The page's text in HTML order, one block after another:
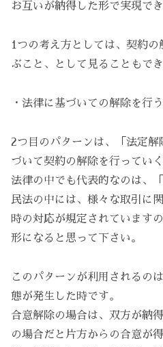
お互いが納得した形で実現で
1つの考え方としては、契約
ぶこと、として見ることもで
・法律に基づいての解除を行
2つ目のパターンは、「法定
づいて契約の解除を行ってい
法律の中でも代表的なのは、
民法の中には、様々な取引に
時の対応が規定されています
形になると思って下さい。
このパターンが利用されるの
態が発生した時です。
合意解除の場合は、双方が納
の場合だと片方からの合意が